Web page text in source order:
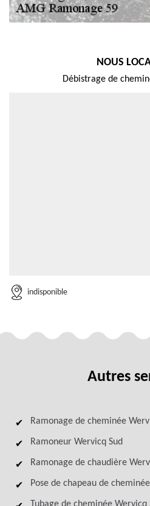
NOUS
Débistrage de
indisponible
Autres
Ramonage de cheminée
Ramoneur Wervicq Sud
Ramonage de chaudière
Pose de chapeau de